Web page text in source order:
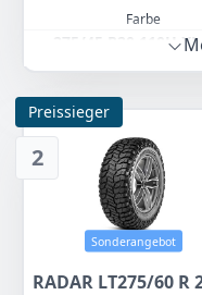
Farbe
275/45 R20 110H
2
Preissieger
Sonderangebot
RADAR LT275/60 R